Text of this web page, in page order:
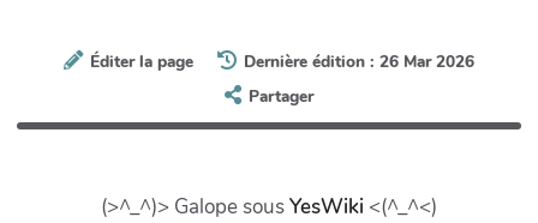
Éditer la page
Dernière édition : 26 Mar 2026
Partager
(>^_^)> Galope sousYesWiki <(^_^<)